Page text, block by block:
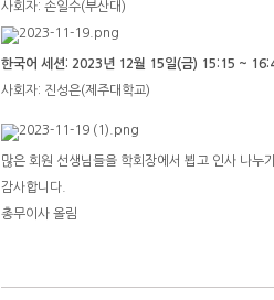
사회자: 손일수(부산대)
한국어 세션: 2023년 12월 15일(금) 15:15 ~
사회자: 진성은(제주대학교)
많은 회원 선생님들을 학회장에서 뵙고 인사 나누
감사합니다.
총무이사 올림